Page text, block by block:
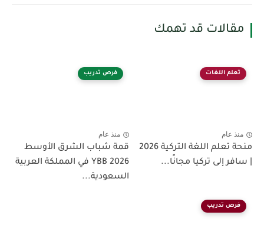
مقالات قد تهمك
تعلم اللغات
منذ عام
منحة تعلم اللغة التركية 2026
| سافر إلى تركيا مجانًا...
فرص تدريب
منذ عام
قمة شباب الشرق الأوسط
YBB 2026 في المملكة العربية
السعودية...
فرص تدريب